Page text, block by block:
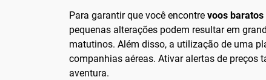
Para garantir que você encontre voos
pequenas alterações podem resultar em
matutinos. Além disso, a utilização de uma
companhias aéreas. Ativar alertas de preços
aventura.